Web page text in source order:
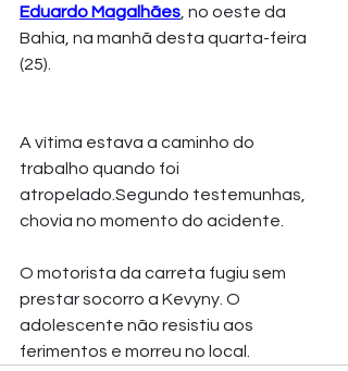
Eduardo Magalhães, no oeste da
Bahia, na manhã desta quarta-feira
(25).
A vítima estava a caminho do
trabalho quando foi
atropelado.Segundo testemunhas,
chovia no momento do acidente.
O motorista da carreta fugiu sem
prestar socorro a Kevyny. O
adolescente não resistiu aos
ferimentos e morreu no local.